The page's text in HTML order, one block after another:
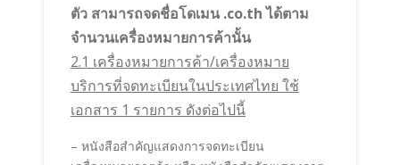
ตัว สามารถจดชื่อโดเมน .co.th ได้ตาม
จำนวนเครื่องหมายการค้านั้น
2.1 เครื่องหมายการค้า/เครื่องหมาย
บริการที่จดทะเบียนในประเทศไทย ใช้
เอกสาร 1 รายการ ดังต่อไปนี้
– หนังสือสำคัญแสดงการจดทะเบียน